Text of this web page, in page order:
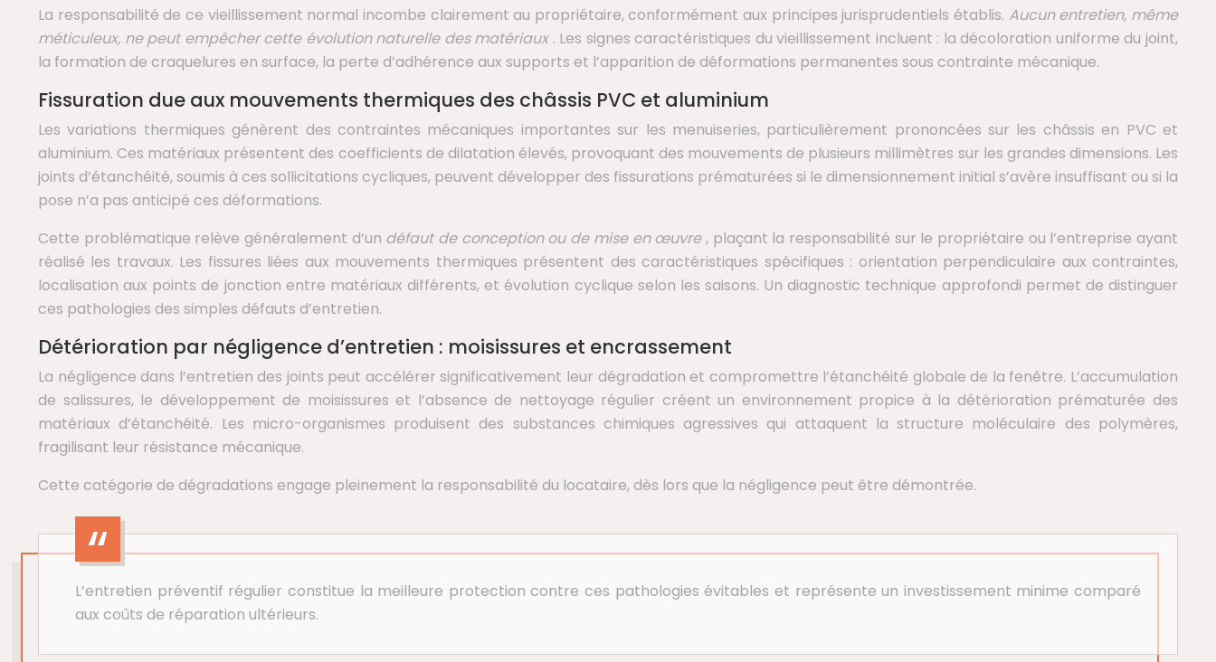
La responsabilité de ce vieillissement normal incombe clairement au propriétaire, conformément aux principes jurisprudentiels établis. Aucun entretien, même
méticuleux, ne peut empêcher cette évolution naturelle des matériaux . Les signes caractéristiques du vieillissement incluent : la décoloration uniforme du joint,
la formation de craquelures en surface, la perte d’adhérence aux supports et l’apparition de déformations permanentes sous contrainte mécanique.
Fissuration due aux mouvements thermiques des châssis PVC et aluminium
Les variations thermiques génèrent des contraintes mécaniques importantes sur les menuiseries, particulièrement prononcées sur les châssis en PVC et
aluminium. Ces matériaux présentent des coefficients de dilatation élevés, provoquant des mouvements de plusieurs millimètres sur les grandes dimensions. Les
joints d’étanchéité, soumis à ces sollicitations cycliques, peuvent développer des fissurations prématurées si le dimensionnement initial s’avère insuffisant ou si la
pose n’a pas anticipé ces déformations.
Cette problématique relève généralement d’un défaut de conception ou de mise en œuvre, plaçant la responsabilité sur le propriétaire ou l’entreprise ayant
réalisé les travaux. Les fissures liées aux mouvements thermiques présentent des caractéristiques spécifiques : orientation perpendiculaire aux contraintes,
localisation aux points de jonction entre matériaux différents, et évolution cyclique selon les saisons. Un diagnostic technique approfondi permet de distinguer
ces pathologies des simples défauts d’entretien.
Détérioration par négligence d’entretien : moisissures et encrassement
La négligence dans l’entretien des joints peut accélérer significativement leur dégradation et compromettre l’étanchéité globale de la fenêtre. L’accumulation
de salissures, le développement de moisissures et l’absence de nettoyage régulier créent un environnement propice à la détérioration prématurée des
matériaux d’étanchéité. Les micro-organismes produisent des substances chimiques agressives qui attaquent la structure moléculaire des polymères,
fragilisant leur résistance mécanique.
Cette catégorie de dégradations engage pleinement la responsabilité du locataire, dès lors que la négligence peut être démontrée.
L’entretien préventif régulier constitue la meilleure protection contre ces pathologies évitables et représente un investissement minime comparé
aux coûts de réparation ultérieurs.